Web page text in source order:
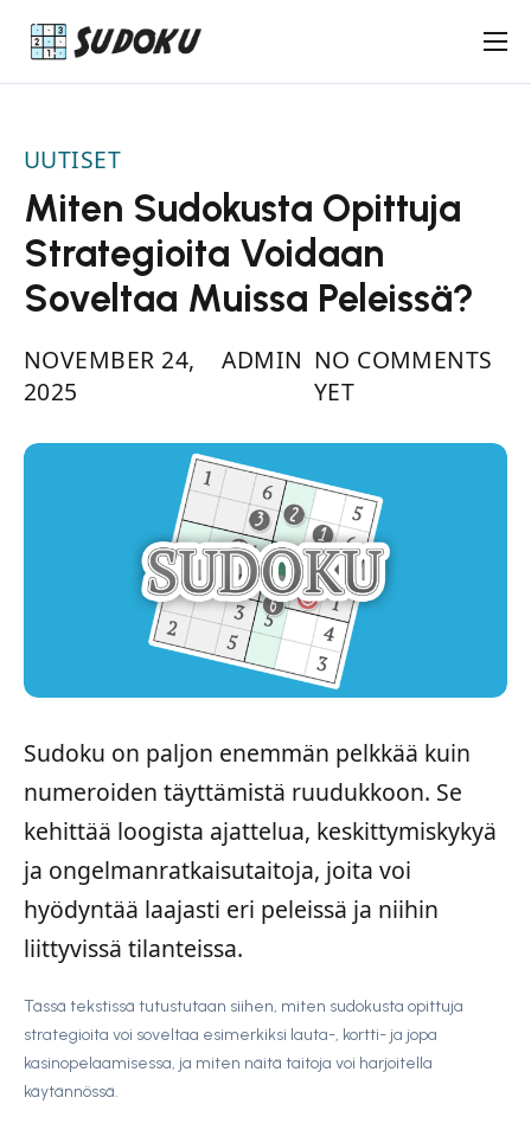
Keskivaikea Sudoku
Pelaajat
Ota yhteyttä
UUTISET
Miten Sudokusta Opittuja
Strategioita Voidaan
Soveltaa Muissa Peleissä?
NOVEMBER 24,
2025
ADMIN NO COMMENTS
YET
Sudoku on paljon enemmän pelkkää kuin
numeroiden täyttämistä ruudukkoon. Se
kehittää loogista ajattelua, keskittymiskykyä
ja ongelmanratkaisutaitoja, joita voi
hyödyntää laajasti eri peleissä ja niihin
liittyvissä tilanteissa.
Tässä tekstissä tutustutaan siihen, miten sudokusta opittuja
strategioita voi soveltaa esimerkiksi lauta-, kortti- ja jopa
kasinopelaamisessa, ja miten näitä taitoja voi harjoitella
käytännössä.